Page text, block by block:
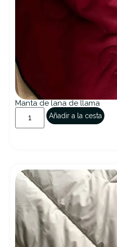
Manta de lana de llama
Añadir a la cesta